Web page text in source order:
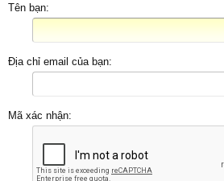
Tên bạn:
Địa chỉ email của bạn:
Mã xác nhận: